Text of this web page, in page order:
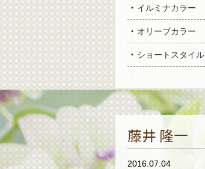
イルミナカラー
オリーブカラー
ショートスタイル
藤井 隆一
2016.07.04